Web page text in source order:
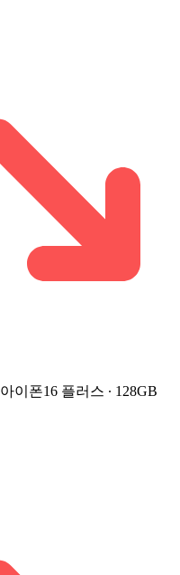
아이폰16 플러스 ∙ 128GB